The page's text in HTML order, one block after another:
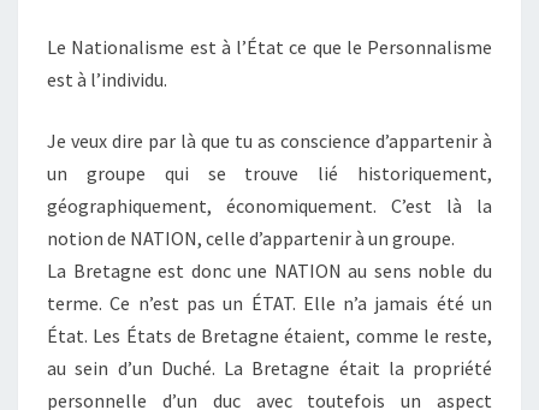
Le Nationalisme est à l’État ce que le Personnalisme
est à l’individu.
Je veux dire par là que tu as conscience d’appartenir à
un groupe qui se trouve lié historiquement,
géographiquement, économiquement. C’est là la
notion de NATION, celle d’appartenir à un groupe.
La Bretagne est donc une NATION au sens noble du
terme. Ce n’est pas un ÉTAT. Elle n’a jamais été un
État. Les États de Bretagne étaient, comme le reste,
au sein d’un Duché. La Bretagne était la propriété
personnelle d’un duc avec toutefois un aspect